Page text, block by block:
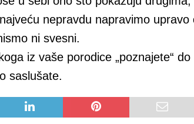
nepravdu napravimo upravo
ni svesni.
iz vaše porodice „poznajete“
saslušate.